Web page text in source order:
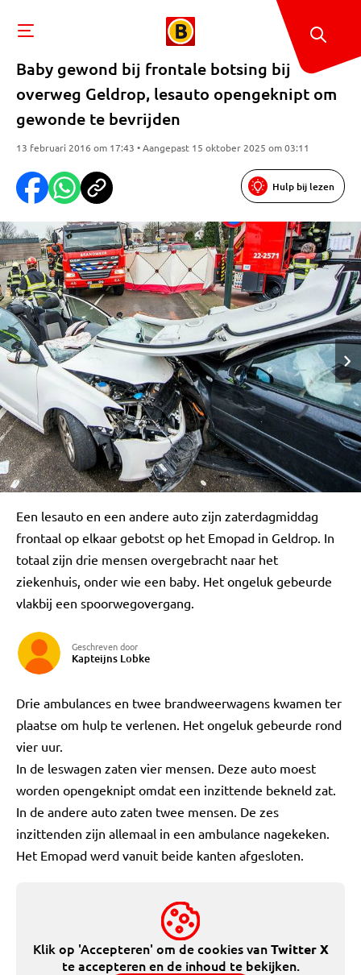
Baby gewond bij frontale botsing bij
overweg Geldrop, lesauto opengeknipt om
gewonde te bevrijden
13 februari 2016 om 17:43 • Aangepast 15 oktober 2025 om 03:11
Hulp bij lezen
Een lesauto en een andere auto zijn zaterdagmiddag
frontaal op elkaar gebotst op het Emopad in Geldrop. In
totaal zijn drie mensen overgebracht naar het
ziekenhuis, onder wie een baby. Het ongeluk gebeurde
vlakbij een spoorwegovergang.
Geschreven door
Kapteijns Lobke
Drie ambulances en twee brandweerwagens kwamen ter
plaatse om hulp te verlenen. Het ongeluk gebeurde rond
vier uur.
In de leswagen zaten vier mensen. Deze auto moest
worden opengeknipt omdat een inzittende bekneld zat.
In de andere auto zaten twee mensen. De zes
inzittenden zijn allemaal in een ambulance nagekeken.
Het Emopad werd vanuit beide kanten afgesloten.
Klik op 'Accepteren' om de cookies vanTwitter X
te accepteren en de inhoud te bekijken.